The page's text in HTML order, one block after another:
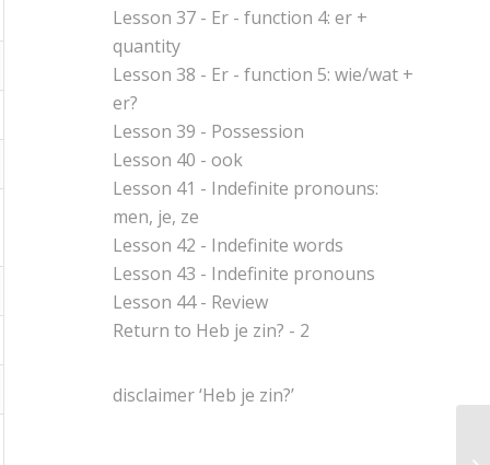
Lesson 37 - Er - function 4: er +
quantity
Lesson 38 - Er - function 5: wie/wat +
er?
Lesson 39 - Possession
Lesson 40 - ook
Lesson 41 - Indefinite pronouns:
men, je, ze
Lesson 42 - Indefinite words
Lesson 43 - Indefinite pronouns
Lesson 44 - Review
Return to Heb je zin? - 2
disclaimer ‘Heb je zin?’